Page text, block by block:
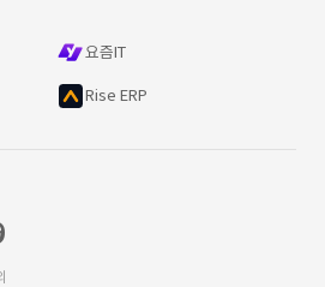
요즘IT
Rise ERP